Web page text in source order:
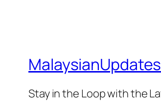
MalaysianUpdates
Stay in the Loop with the